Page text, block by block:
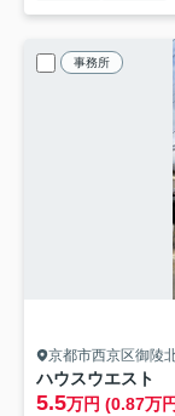
事務所
京都市西京区御陵
ハウスウエスト
5.5万円 (0.87万